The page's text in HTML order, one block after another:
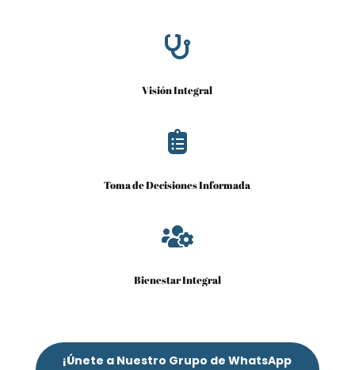

Visión Integral

Toma de Decisiones Informada

Bienestar Integral
¡Únete a Nuestro Grupo de WhatsApp